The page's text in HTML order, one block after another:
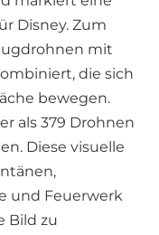
Disney. Zum
mit
die sich
bewegen.
als 379 Drohnen
Diese visuelle
und Feuerwerk
Bild zu